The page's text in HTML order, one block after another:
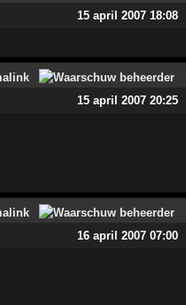
15 april 2007 18:08
15 april 2007 20:25
16 april 2007 07:00